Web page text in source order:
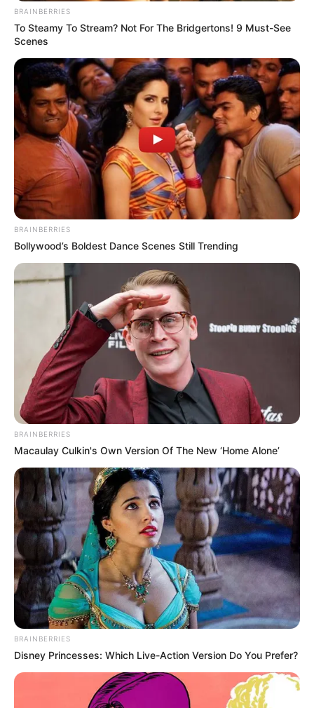
Caras leitoras, essa é mais uma edição da Vitrine
do Artesão. Para quem não conhece, esse é o
espaço dedicado a vocês, leitoras, para mostrar
os seus trabalhos. É uma oportunidade única de
divulgar o seu artesanato para um grande
público interessado no assunto.
Na edição de Agosto, temos duas artesãs
selecionadas: a Rosane e a Francilucy. Vamos
conhecer um pouco do trabalho delas:
Rosane
BRAINBERRIES
To Steamy To Stream? Not For The Bridgertons! 9 Must-See
Scenes
BRAINBERRIES
Bollywood’s Boldest Dance Scenes Still Trending
BRAINBERRIES
Macaulay Culkin's Own Version Of The New ‘Home Alone’
BRAINBERRIES
Disney Princesses: Which Live-Action Version Do You Prefer?